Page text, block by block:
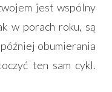
jest wspólny
w porach roku, są
obumierania
ten sam cykl.